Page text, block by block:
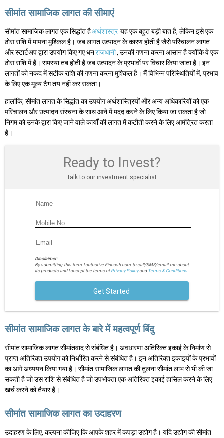
सीमांत सामाजिक लागत की सीमाएं
सीमांत सामाजिक लागत एक सिद्धांत हैअर्थशास्त्र यह एक बहुत बड़ी बात है, लेकिन इसे एक
ठोस राशि में मापना मुश्किल है। जब लागत उत्पादन के कारण होती है जैसे परिचालन लागत
और स्टार्टअप द्वारा उपयोग किए गए धनराजधानी, उनकी गणना करना आसान है क्योंकि वे एक
ठोस राशि में हैं। समस्या तब होती है जब उत्पादन के प्रभावों पर विचार किया जाता है। इन
लागतों को नकद में सटीक राशि की गणना करना मुश्किल है। मैं विभिन्न परिस्थितियों में, प्रभाव
के लिए एक मूल्य टैग तय नहीं कर सकता।
हालांकि, सीमांत लागत के सिद्धांत का उपयोग अर्थशास्त्रियों और अन्य अधिकारियों को एक
परिचालन और उत्पादन संरचना के साथ आने में मदद करने के लिए किया जा सकता है जो
निगम को उनके द्वारा किए जाने वाले कार्यों की लागत में कटौती करने के लिए आमंत्रित करता
है।
Ready to Invest?
Talk to our investment specialist
Disclaimer:
By submitting this form I authorize Fincash.com to call/SMS/email me about
its products and I accept the terms ofPrivacy Policyand Terms & Conditions.
Get Started
सीमांत सामाजिक लागत के बारे में महत्वपूर्ण बिंदु
सीमांत सामाजिक लागत सीमांतवाद से संबंधित है। अवधारणा अतिरिक्त इकाई के निर्माण से
प्राप्त अतिरिक्त उपयोग को निर्धारित करने से संबंधित है। इन अतिरिक्त इकाइयों के प्रभावों
का आगे अध्ययन किया गया है। सीमांत सामाजिक लागत की तुलना सीमांत लाभ से भी की जा
सकती है जो उस राशि से संबंधित है जो उपभोक्ता एक अतिरिक्त इकाई हासिल करने के लिए
खर्च करने को तैयार हैं।
सीमांत सामाजिक लागत का उदाहरण
उदाहरण के लिए, कल्पना कीजिए कि आपके शहर में कपड़ा उद्योग है। यदि उद्योग की सीमांत